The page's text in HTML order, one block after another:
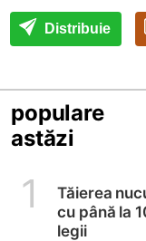
Distribuie
populare
astăzi
1
Tăierea
cu până la
legii